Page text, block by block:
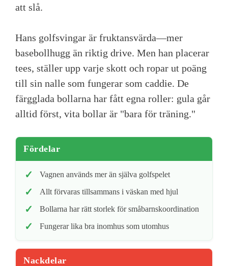
att slå.
Hans golfsvingar är fruktansvärda—mer
basebollhugg än riktig drive. Men han placerar
tees, ställer upp varje skott och ropar ut poäng
till sin nalle som fungerar som caddie. De
färgglada bollarna har fått egna roller: gula går
alltid först, vita bollar är "bara för träning."
Fördelar
Vagnen används mer än själva golfspelet
Allt förvaras tillsammans i väskan med hjul
Bollarna har rätt storlek för småbarnskoordination
Fungerar lika bra inomhus som utomhus
Nackdelar